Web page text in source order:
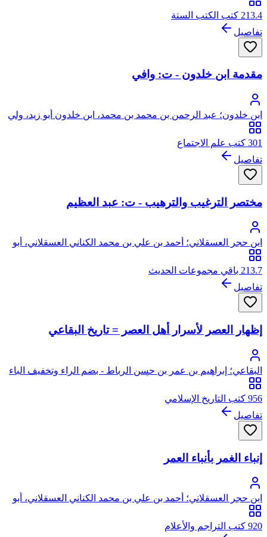
213.4 كتب الكتب الستة
تفاصيل
مقدمة ابن خلدون - ت: وافي
ابن خلدون؛ عبد الرحمن بن محمد بن محمد، ابن خلدون أبو زيد، ولي
الدين الحضرمي الإشبيلي، من ولد وائل بن حجر
301 كتب علم الاجتماع
تفاصيل
مختصر الترغيب والترهيب - ت: عبد العظيم
ابن حجر العسقلاني؛ أحمد بن علي بن محمد الكناني العسقلاني، أبو
الفضل، شهاب الدين، ابن حجر
213.7 باقي مجموعات الحديث
تفاصيل
إظهار العصر لأسرار أهل العصر = تاريخ البقاعي
البقاعي؛ إبراهيم بن عمر بن حسن الرباط - بضم الراء وتخفيف الباء
- بن علي بن أبي بكر البقاعي، أبو الحسن برهان الدين
956 كتب التاريخ الإسلامي
تفاصيل
إنباء الغمر بأنباء العمر
ابن حجر العسقلاني؛ أحمد بن علي بن محمد الكناني العسقلاني، أبو
الفضل، شهاب الدين، ابن حجر
920 كتب التراجم والأعلام